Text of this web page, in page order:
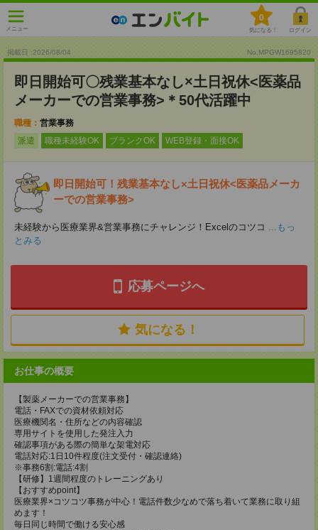
メニュー
0
気になる！ ログイン
掲載日 :2026/08/04 No.MPGW1695820
即日開始可〇残業基本なし×土日祝休<医薬品
メーカーでの営業事務>＊50代活躍中
職種： 営業事務
派遣
職種未経験OK ブランクOK WEB登録・面接OK
即日開始可！残業基本なし×土日祝休<医薬品メーカ
ーでの営業事務>
未経験から医療業界&営業事務にチャレンジ！Excelのコツコ ...もっ
とみる
応募ページへ
気になる！
お仕事の概要
【製薬メーカーでの営業事務】
電話・FAXでの資材依頼対応
医療機関名・住所などの内容確認
専用サイトを使用した発注入力
確認事項がある際の簡単な架電対応
電話対応:1日10件程度(注文受付・確認連絡)
※事務6割:電話:4割
【研修】1週間程度のトレーニングあり
【おすすめpoint】
医療業界×コツコツ事務が中心！電話件数少なめで落ち着いて業務に取り組
めます！
毎日同じ時間で働ける安心感